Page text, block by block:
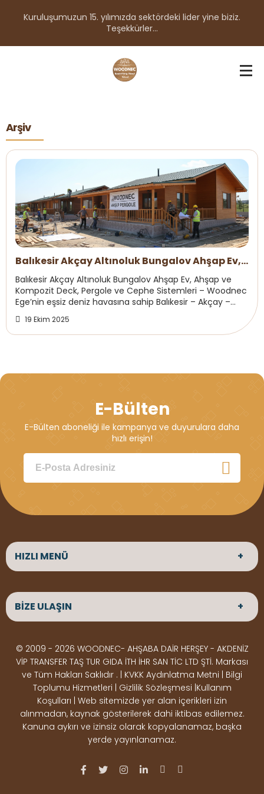
Kuruluşumuzun 15. yılımızda sektördeki lider yine biziz.
Teşekkürler...
Arşiv
Balıkesir Akçay Altınoluk Bungalov Ahşap Ev,
Ahşap ve Kompozit Deck, Pergole
Balıkesir Akçay Altınoluk Bungalov Ahşap Ev, Ahşap ve
Kompozit Deck, Pergole ve Cephe Sistemleri – Woodnec
Ege’nin eşsiz deniz havasına sahip Balıkesir – Akçay –
Altınoluk sahillerinde,Woodnec, uzman ...
19 Ekim 2025
E-Bülten
E-Bülten aboneliği ile kampanya ve duyurulara daha
hızlı erişin!
HIZLI MENÜ
ANASAYFA
HAKKIMIZDA
ÜRÜNLER
Çeşitlerimiz
Çeşitlerimiz
Kereste
Çeşitlerimiz
Ahşap
Pergole
Ürünler
Deck Montaj
Ahşap
Dekorasyon
OSB,
BİZE ULAŞIN
BİZE ULAŞIN
Altınkale mah Osmangazi cad. no 355 Döşemealtı
Antalya
ÇALIŞMA SAATLERİ
Hafta içi : Haftaiçi 09:00 - 18:00
Hafta sonu : Cumartesi 10:00 - 15:00
İLETİŞİM
© 2009 - 2026 WOODNEC- AHŞABA DAİR HERŞEY - AKDENİZ
VİP TRANSFER TAŞ TUR GIDA İTH İHR SAN TİC LTD ŞTİ. Markası
ve Tüm Hakları Saklıdır . | KVKK Aydınlatma Metni | Bilgi
Toplumu Hizmetleri | Gizlilik Sözleşmesi |Kullanım
Koşulları | Web sitemizde yer alan içerikleri izin
alınmadan, kaynak gösterilerek dahi iktibas edilemez.
Kanuna aykırı ve izinsiz olarak kopyalanamaz, başka
yerde yayınlanamaz.